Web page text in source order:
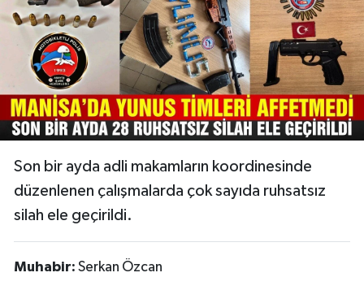
Son bir ayda adli makamların koordinesinde
düzenlenen çalışmalarda çok sayıda ruhsatsız
silah ele geçirildi.
Muhabir: Serkan Özcan
SPOR
Vefat
Video